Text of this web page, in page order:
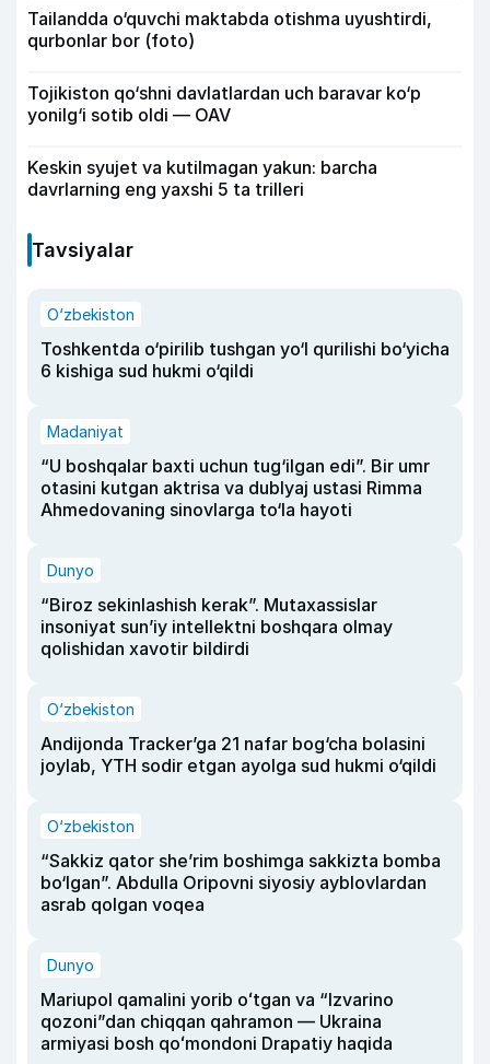
Tailandda o‘quvchi maktabda otishma uyushtirdi,
qurbonlar bor (foto)
Tojikiston qo‘shni davlatlardan uch baravar ko‘p
yonilg‘i sotib oldi — OAV
Keskin syujet va kutilmagan yakun: barcha
davrlarning eng yaxshi 5 ta trilleri
Tavsiyalar
O‘zbekiston
Toshkentda o‘pirilib tushgan yo‘l qurilishi bo‘yicha
6 kishiga sud hukmi o‘qildi
Madaniyat
“U boshqalar baxti uchun tug‘ilgan edi”. Bir umr
otasini kutgan aktrisa va dublyaj ustasi Rimma
Ahmedovaning sinovlarga to‘la hayoti
Dunyo
“Biroz sekinlashish kerak”. Mutaxassislar
insoniyat sun’iy intellektni boshqara olmay
qolishidan xavotir bildirdi
O‘zbekiston
Andijonda Tracker’ga 21 nafar bog‘cha bolasini
joylab, YTH sodir etgan ayolga sud hukmi o‘qildi
O‘zbekiston
“Sakkiz qator she’rim boshimga sakkizta bomba
bo‘lgan”. Abdulla Oripovni siyosiy ayblovlardan
asrab qolgan voqea
Dunyo
Mariupol qamalini yorib oʻtgan va “Izvarino
qozoni”dan chiqqan qahramon — Ukraina
armiyasi bosh qoʻmondoni Drapatiy haqida